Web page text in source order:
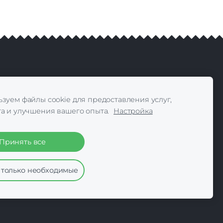
файлы cookie для предоставления услуг,
и улучшения вашего опыта.
Настройка
все
необходимые